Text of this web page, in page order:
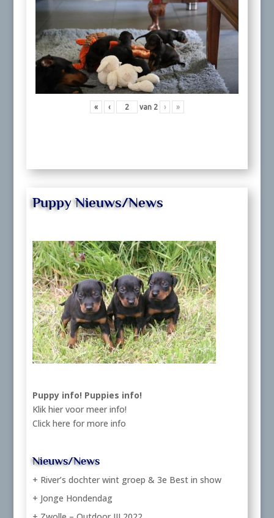
« ‹ van 2 › »
Puppy Nieuws/News
Puppy info! Puppies info!
Klik hier voor meer info!
Click here for more info
Nieuws/News
+ River’s dochter wint groep & 3e Best in show
+ Jonge Hondendag